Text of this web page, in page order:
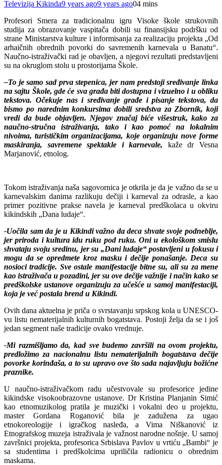
Televizija Kikinda9 years ago9 years ago04 mins
Profesori Smera za tradicionalnu igru Visoke škole strukovnih
studija za obrazovanje vaspitača dobili su finansijsku podršku od
strane Ministarstva kulture i informisanja za realizaciju projekta „Od
arhaičnih obrednih povorki do savremenih karnevala u Banatu“.
Naučno-istraživački rad je obavljen, a njegovi rezultati predstavljeni
su na okruglom stolu u prostorijama Škole.
–To je samo sad prva stepenica, jer nam predstoji sređivanje linka
na sajtu Škole, gde će sva građa biti dostupna i vizuelno i u obliku
tekstova. Očekuje nas i sređivanje građe i pisanje tekstova, da
bismo po narednim konkursima dobili sredstva za Zbornik, koji
vredi da bude objavljen. Njegov značaj biće višestruk, kako za
naučno-stručna istraživanja, tako i kao pomoć na lokalnim
nivoima, turističkim organizacijama, koje organizuju nove forme
maskiranja, savremene spektakle i karnevale, kaže dr Vesna
Marjanović, etnolog.
Tokom istraživanja naša sagovornica je otkrila je da je važno da se u
karnevalskim danima razlikuju dečiji i karneval za odrasle, a kao
primer pozitivne prakse navela je karneval predškolaca u okviru
kikindskih „Dana ludaje“.
-Uočila sam da je u Kikindi važno da deca shvate svoje podneblje,
jer priroda i kultura idu ruku pod ruku. Oni u ekološkom smislu
shvataju svoju sredinu, jer su „Dani ludaje“ postavljeni u fokusu i
mogu da se opredmete kroz masku i dečije ponašanje. Deca su
nosioci tradicije. Sve ostale manifestacije bitne su, ali su za mene
kao istraživača u pozadini, jer su ove dečije važnije i način kako se
predškolske ustanove organizuju za učešće u samoj manifestaciji,
koja je već postala brend u Kikindi.
Ovih dana aktuelna je priča o svrstavanju srpskog kola u UNESCO-
vu listu nematerijalnih kulturnih bogatstava. Postoji želja da se i još
jedan segment naše tradicije ovako vrednuje.
-Mi razmišljamo da, kad sve budemo završili na ovom projektu,
predložimo za nacionalnu listu nematerijalnih bogatstava dečije
povorke korinđaša, a to su upravo ove što sada najavljuju božićne
praznike.
U naučno-istraživačkom radu učestvovale su profesorice jedine
kikindske visokoobrazovne ustanove. Dr Kristina Planjanin Simić
kao etnomuzikolog pratila je muzički i vokalni deo u projektu,
master Gordana Roganović bila je zadužena za ugao
etnokoreologije i igračkog nasleđa, a Vima Niškanović iz
Etnografskog muzeja istraživala je važnost narodne nošnje. U samoj
završnici projekta, profesorica Srbislava Pavlov u vrtiću „Bambi“ je
sa studentima i predškolcima upriličila radionicu o obrednim
maskama.